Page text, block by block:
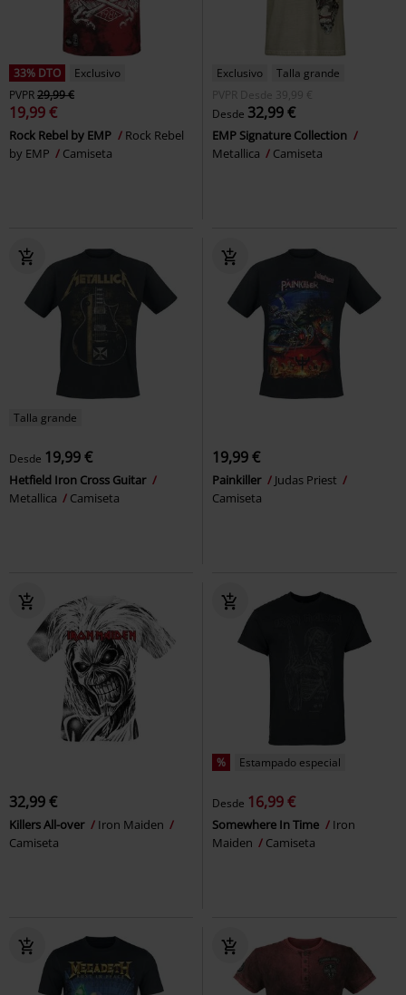
33% DTO
Exclusivo
PVPR29,99 €
19,99 €
Rock Rebel by EMP
Rock Rebel
by EMP
Camiseta
Exclusivo
Talla grande
PVPR
Desde 39,99 €
Desde 32,99 €
EMP Signature Collection
Metallica
Camiseta
Talla grande
Desde 19,99 €
Hetfield Iron Cross Guitar
Metallica
Camiseta
19,99 €
Painkiller
Judas Priest
Camiseta
32,99 €
Killers All-over
Iron Maiden
Camiseta
% Estampado especial
Desde 16,99 €
Somewhere In Time
Iron
Maiden
Camiseta